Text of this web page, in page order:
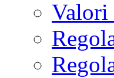
Valori